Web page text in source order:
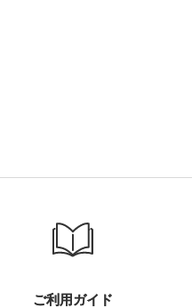
ご利用ガイド